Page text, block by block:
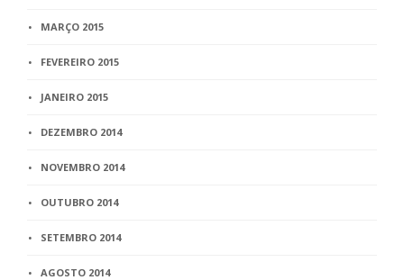
MARÇO 2015
FEVEREIRO 2015
JANEIRO 2015
DEZEMBRO 2014
NOVEMBRO 2014
OUTUBRO 2014
SETEMBRO 2014
AGOSTO 2014